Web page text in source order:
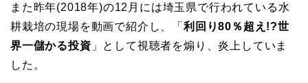
また昨年(2018年)の12月には埼玉県で行われている水
耕栽培の現場を動画で紹介し、「 利回り80％超え!?世
界一儲かる投資 」として視聴者を煽り、炎上していま
した。